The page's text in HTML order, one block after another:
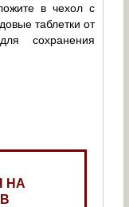
в чехол с
таблетки от
сохранения
НА